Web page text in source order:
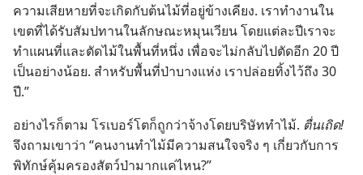
ความ​เสียหาย​ที่​จะ​เกิด​กับ​ต้น​ไม้​ที่​อยู่​ข้าง​เคียง. เรา​ทำ​งาน​ใน​
เขต​ที่​ได้​รับ​สัมปทาน​ใน​ลักษณะ​หมุน​เวียน โดย​แต่​ละ​ปี​เรา​จะ​
ทำ​แผนที่​และ​ตัด​ไม้​ใน​พื้น​ที่​หนึ่ง เพื่อ​จะ​ไม่​กลับ​ไป​ตัด​อีก 20 ปี​
เป็น​อย่าง​น้อย. สำหรับ​พื้น​ที่​ป่า​บาง​แห่ง เรา​ปล่อย​ทิ้ง​ไว้​ถึง 30
ปี.”
อย่าง​ไร​ก็​ตาม โรเบอร์โต​ก็​ถูก​ว่า​จ้าง​โดย​บริษัท​ทำ​ไม้. ตื่นเถิด!
จึง​ถาม​เขา​ว่า “คน​งาน​ทำ​ไม้​มี​ความ​สนใจ​จริง ๆ เกี่ยว​กับ​การ​
พิทักษ์​คุ้มครอง​สัตว์​ป่า​มาก​แค่​ไหน?”